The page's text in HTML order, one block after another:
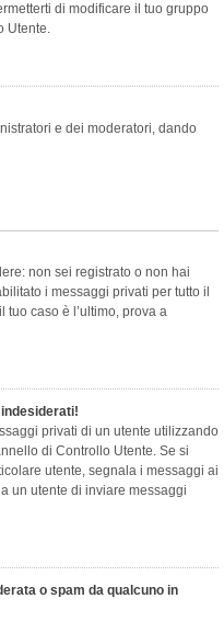
di modificare il tuo gruppo
Utente.
e dei moderatori, dando
non sei registrato o non hai
i messaggi privati per tutto il
tuo caso è l’ultimo, prova a
privati ​​di un utente utilizzando
di Controllo Utente. Se si
utente, segnala i messaggi ai
un utente di inviare messaggi
o spam da qualcuno in